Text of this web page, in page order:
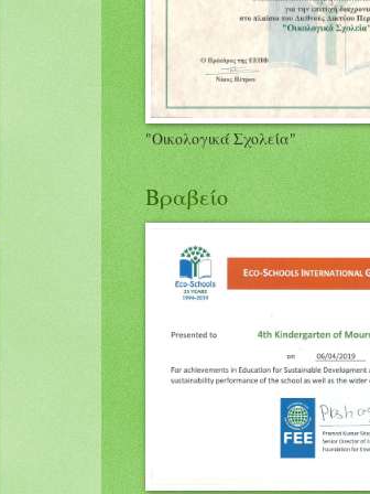
"Οικολογικά Σχολεία"
Βραβείο